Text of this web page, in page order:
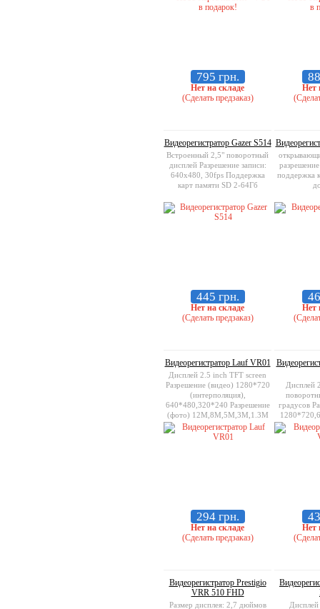
795 грн.
Нет на складе
(Сделать предзаказ)
Нет
Видеорегистратор Gazer S514
Встроенный 2,5" поворотный
дисплей Разрешение записи:
640x480, 30fps Поддержка
карт памяти SD 2-64Гб
445 грн.
Нет на складе
(Сделать предзаказ)
поддержка
Нет
Видеорегистратор Lauf VR01
Дисплей 2.5 inch TFT screen
Разрешение (видео) 1280*720
(интерполяция),
640*480,320*240 Разрешение
(фото) 12M,8M,5M,3M,1.3M
Поддержка карт памяти micro
SD card, до 32GB
294 грн.
Нет на складе
(Сделать предзаказ)
Дисплей
градусов
Нет
Видеорегистратор Prestigio
VRR 510 FHD
Размер дисплея: 2,7 дюймов